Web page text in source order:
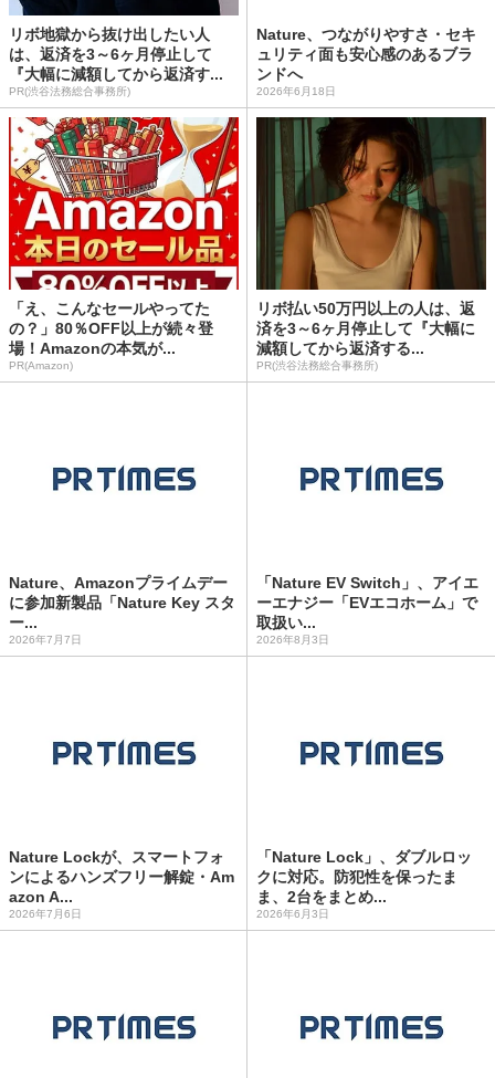
リボ地獄から抜け出したい人
は、返済を3～6ヶ月停止して
『大幅に減額してから返済す...
PR(渋谷法務総合事務所)
Nature、つながりやすさ・セキ
ュリティ面も安心感のあるブラ
ンドへ
2026年6月18日
「え、こんなセールやってた
の？」80％OFF以上が続々登
場！Amazonの本気が...
PR(Amazon)
リボ払い50万円以上の人は、返
済を3～6ヶ月停止して『大幅に
減額してから返済する...
PR(渋谷法務総合事務所)
Nature、Amazonプライムデー
に参加新製品「Nature Key スタ
ー...
2026年7月7日
「Nature EV Switch」、アイエ
ーエナジー「EVエコホーム」で
取扱い...
2026年8月3日
Nature Lockが、スマートフォ
ンによるハンズフリー解錠・Am
azon A...
2026年7月6日
「Nature Lock」、ダブルロッ
クに対応。防犯性を保ったま
ま、2台をまとめ...
2026年6月3日